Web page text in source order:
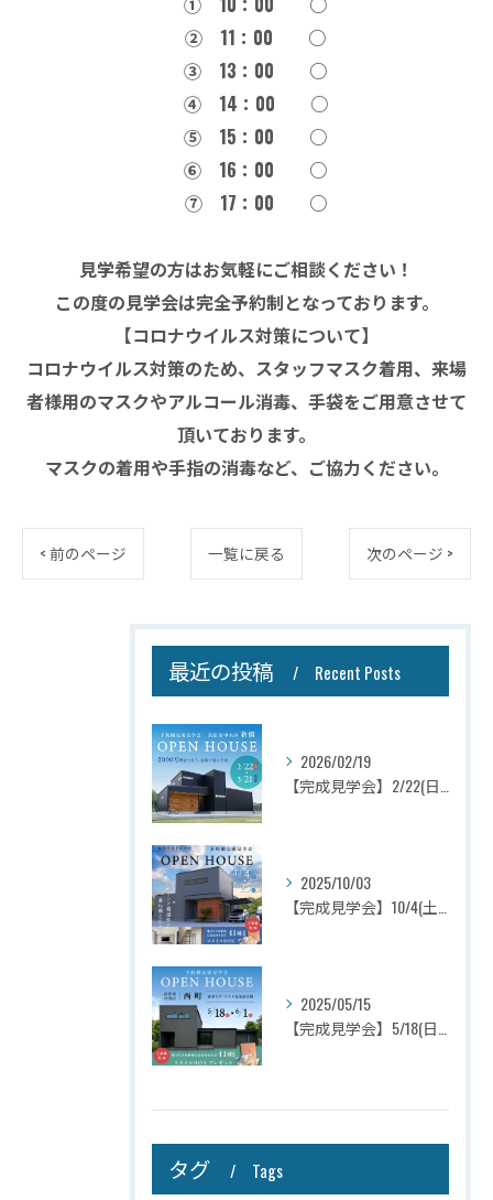
② 11：00 ○
③ 13：00 ○
④ 14：00 ○
⑤ 15：00 ○
➅ 16：00 ○
⑦ 17：00 ○
見学希望の方はお気軽にご相談ください！
この度の見学会は完全予約制となっております。
【コロナウイルス対策について】
コロナウイルス対策のため、スタッフマスク着用、来場
者様用のマスクやアルコール消毒、手袋をご用意させて
頂いております。
マスクの着用や手指の消毒など、ご協力ください。
< 前のページ 一覧に戻る 次のページ >
最近の投稿 Recent Posts
2026/02/19
2025/10/03
2025/05/15
タグ Tags